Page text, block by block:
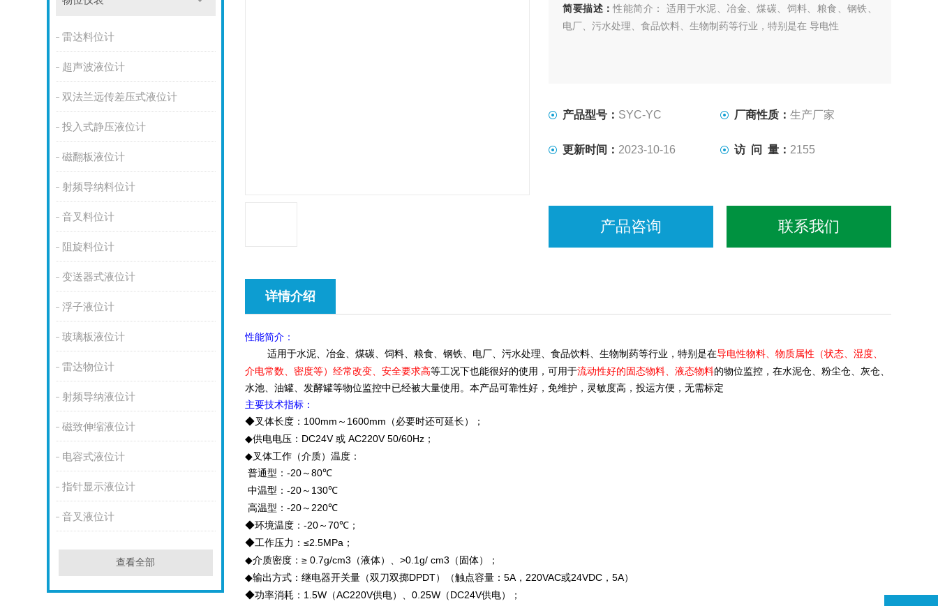
雷达料位计
超声波液位计
双法兰远传差压式液位计
投入式静压液位计
磁翻板液位计
射频导纳料位计
音叉料位计
阻旋料位计
变送器式液位计
浮子液位计
玻璃板液位计
雷达物位计
射频导纳液位计
磁致伸缩液位计
电容式液位计
指针显示液位计
音叉液位计
查看全部
简要描述：性能简介： 适用于水泥、冶金、煤碳、饲料、粮食、钢铁、
电厂、污水处理、食品饮料、生物制药等行业，特别是在 导电性
产品型号： SYC-YC 厂商性质： 生产厂家
更新时间： 2023-10-16 访 问 量： 2155
产品咨询 联系我们
详情介绍
性能简介：
适用于水泥、冶金、煤碳、饲料、粮食、钢铁、电厂、污水处理、食品饮料、生物制药等行业，特别是在导电性物料、物质属性（状态、湿度、
介电常数、密度等）经常改变、安全要求高等工况下也能很好的使用，可用于流动性好的固态物料、液态物料的物位监控，在水泥仓、粉尘仓、灰仓、
水池、油罐、发酵罐等物位监控中已经被大量使用。本产品可靠性好，免维护，灵敏度高，投运方便，无需标定
主要技术指标：
◆叉体长度： 100mm ～ 1600mm （必要时还可延长）；
◆供电电压： DC24V或AC220V 50/60Hz ；
◆叉体工作（介质）温度：
普通型：-20 ～80℃
中温型：-20 ～ 130℃
高温型：-20 ～220℃
◆环境温度：-20 ～70℃ ；
◆工作压力：≤2.5MPa ；
◆介质密度：≥ 0.7g/cm3 （液体）、>0.1g/ cm3 （固体）；
◆输出方式：继电器开关量（双刀双掷DPDT）（触点容量：5A，220VAC或24VDC ，5A）
◆功率消耗： 1.5W （AC220V供电）、0.25W （ DC24V供电）；